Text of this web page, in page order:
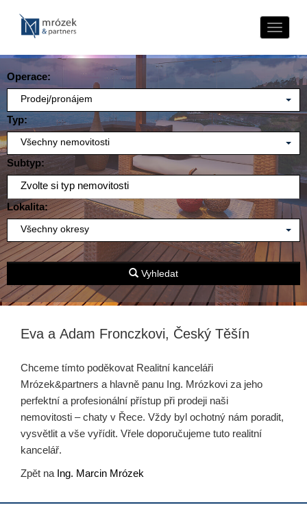
Operace:
Prodej/pronájem
Typ:
Všechny nemovitosti
Subtyp:
Zvolte si typ nemovitosti
Lokalita:
Všechny okresy
Vyhledat
Eva a Adam Fronczkovi, Český Těšín
Chceme tímto poděkovat Realitní kanceláři
Mrózek&partners a hlavně panu Ing. Mrózkovi za jeho
perfektní a profesionální přístup při prodeji naši
nemovitosti – chaty v Řece. Vždy byl ochotný nám poradit,
vysvětlit a vše vyřídit. Vřele doporučujeme tuto realitní
kancelář.
Zpět na Ing. Marcin Mrózek